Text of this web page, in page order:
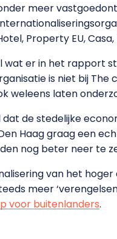
meer
Property EU,
wat er in het rapport
is niet bij
weleens laten
dat de stedelijke
Haag graag een
nog beter neer te
van het
meer
voor buitenlanders.